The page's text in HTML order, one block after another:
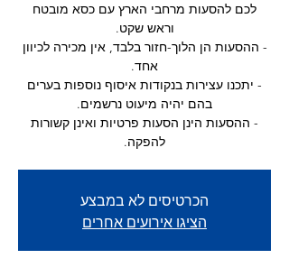
לכם להסעות מרחבי הארץ עם כסא מובטח
- ההסעות הן הלוך-חזור בלבד, אין מכירה לכיוון
- יתכנו עצירות בנקודות איסוף נוספות בערים
- ההסעות הינן הסעות פרטיות ואינן קשורות
להפקה.
הכרטיסים לא במבצע
הציגו אירועים אחרים